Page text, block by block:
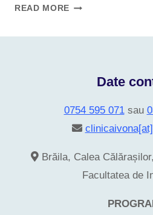
READ MORE
Date
0754 595 071sau
Brăila, Calea
Facultatea de